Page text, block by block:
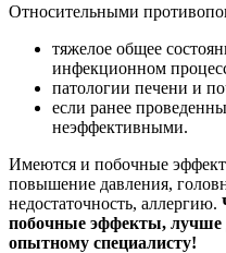
Относительными
тяжелое общее
инфекционном
патологии печени и
если ранее
неэффективными.
Имеются и побочные
повышение давления,
недостаточность, аллергию.
побочные эффекты, лучше
опытному специалисту!